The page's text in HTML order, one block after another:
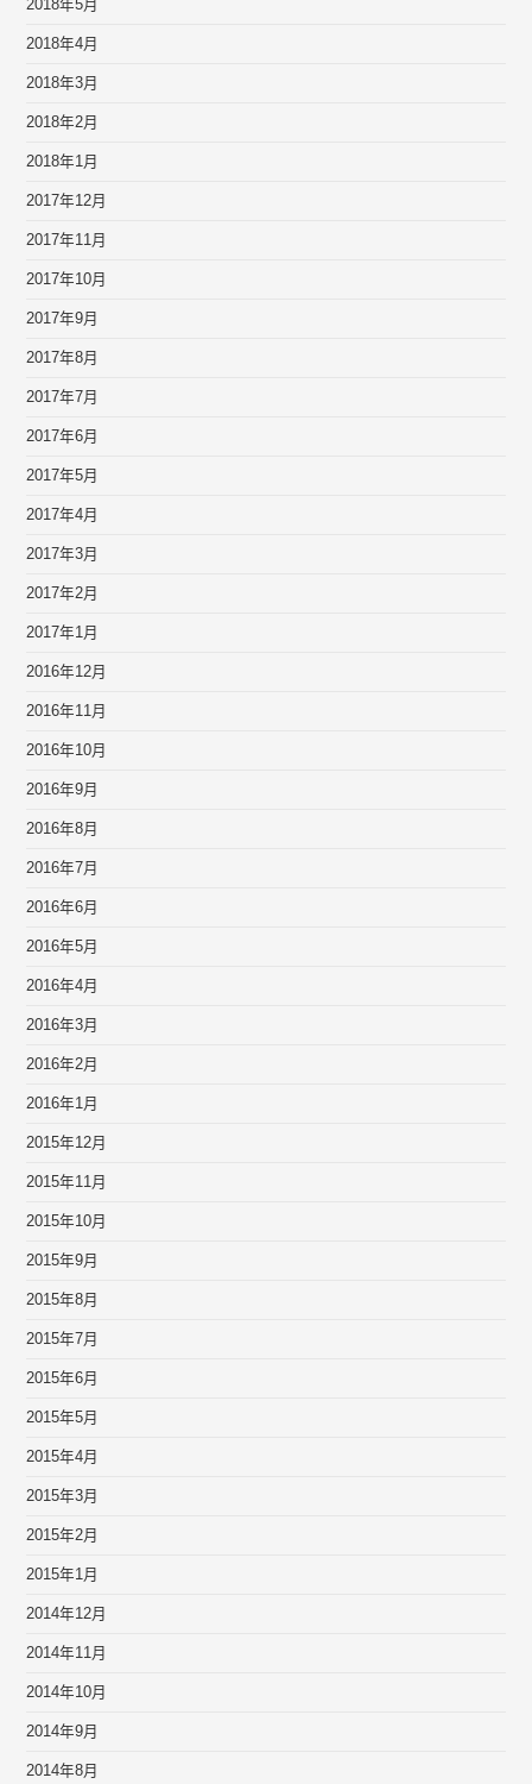
2018年5月
2018年4月
2018年3月
2018年2月
2018年1月
2017年12月
2017年11月
2017年10月
2017年9月
2017年8月
2017年7月
2017年6月
2017年5月
2017年4月
2017年3月
2017年2月
2017年1月
2016年12月
2016年11月
2016年10月
2016年9月
2016年8月
2016年7月
2016年6月
2016年5月
2016年4月
2016年3月
2016年2月
2016年1月
2015年12月
2015年11月
2015年10月
2015年9月
2015年8月
2015年7月
2015年6月
2015年5月
2015年4月
2015年3月
2015年2月
2015年1月
2014年12月
2014年11月
2014年10月
2014年9月
2014年8月